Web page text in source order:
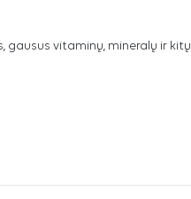
gausus vitaminų, mineralų ir kitų